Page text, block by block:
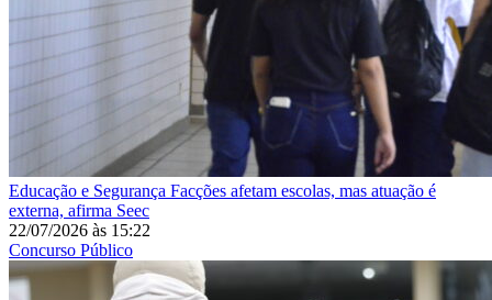
Educação e Segurança Facções afetam escolas, mas atuação é
externa, afirma Seec
22/07/2026 às 15:22
Concurso Público